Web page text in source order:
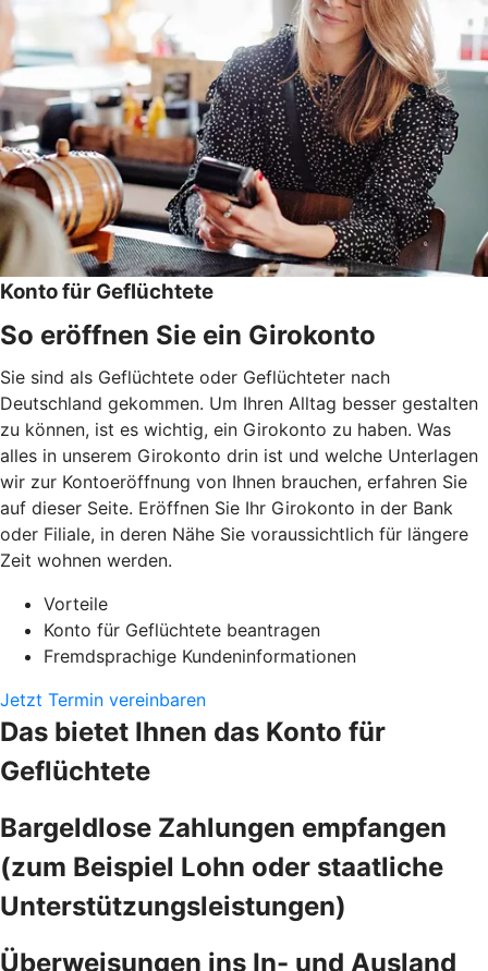
Konto für Geflüchtete
So eröffnen Sie ein Girokonto
Sie sind als Geflüchtete oder Geflüchteter nach
Deutschland gekommen. Um Ihren Alltag besser gestalten
zu können, ist es wichtig, ein Girokonto zu haben. Was
alles in unserem Girokonto drin ist und welche Unterlagen
wir zur Kontoeröffnung von Ihnen brauchen, erfahren Sie
auf dieser Seite. Eröffnen Sie Ihr Girokonto in der Bank
oder Filiale, in deren Nähe Sie voraussichtlich für längere
Zeit wohnen werden.
Vorteile
Konto für Geflüchtete beantragen
Fremdsprachige Kundeninformationen
Jetzt Termin vereinbaren
Das bietet Ihnen das Konto für
Geflüchtete
Bargeldlose Zahlungen empfangen
(zum Beispiel Lohn oder staatliche
Unterstützungsleistungen)
Überweisungen ins In- und Ausland